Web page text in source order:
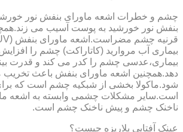
چشم و خطرات اشعه ماورای بنفش نور
بنفش نور خورشید به پوست آسیب می
بیماری آب مروارید (کاتاراکت) چشم را
بیماری،عدسی چشم را کدر می کند و قدرت
دهد.همچنین اشعه ماورای بنفش باعث تخریب
شود.ماکولا بخشی از شبکیه چشم است که
است.سایر مشکلات چشمی وابسته به اشعه
ناخنک چشم و پیش ناخنک چشم است.
عینک آفتابی پلاریزه چیست؟